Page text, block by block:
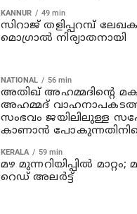
KANNUR 49 min
സിറാജ് തളിപ്പറമ്പ്
മൊഗ്രാൽ നിര്യാതനായി
NATIONAL 56 min
അതിഖ് അഹമ്മദിന്റെ
അഹമ്മദ്
സംഭവം ജയിലിലുള്ള
കാണാന്‍
KERALA 59 min
മഴ മുന്നറിയിപ്പില്‍
റെഡ് അലര്‍ട്ട്